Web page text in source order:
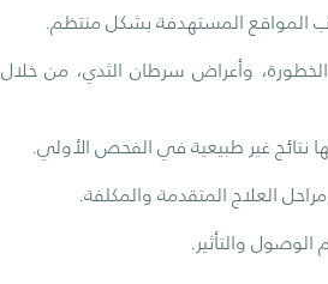
المواقع المستهدفة بشكل منتظم.
وأعراض سرطان الثدي، من خلال
العلاج المتقدمة والمكلفة.
والتأثير.